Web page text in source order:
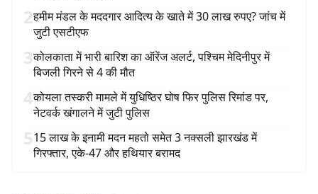
2हमीम मंडल के मददगार आदित्य के खाते में 30 लाख रुपए? जांच में
जुटी एसटीएफ
3कोलकाता में भारी बारिश का ऑरेंज अलर्ट, पश्चिम मेदिनीपुर में
बिजली गिरने से 4 की मौत
4कोयला तस्करी मामले में युधिष्ठिर घोष फिर पुलिस रिमांड पर,
नेटवर्क खंगालने में जुटी पुलिस
515 लाख के इनामी मदन महतो समेत 3 नक्सली झारखंड में
गिरफ्तार, एके-47 और हथियार बरामद